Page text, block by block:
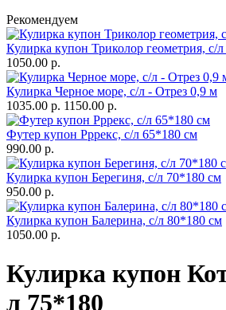
Рекомендуем
Кулирка купон Триколор геометрия, с/
1050.00 р.
Кулирка Черное море, с/л - Отрез 0,9 м
1035.00 р. 1150.00 р.
Футер купон Рррекс, с/л 65*180 см
990.00 р.
Кулирка купон Берегиня, с/л 70*180 см
950.00 р.
Кулирка купон Балерина, с/л 80*180 см
1050.00 р.
Кулирка купон
л 75*180